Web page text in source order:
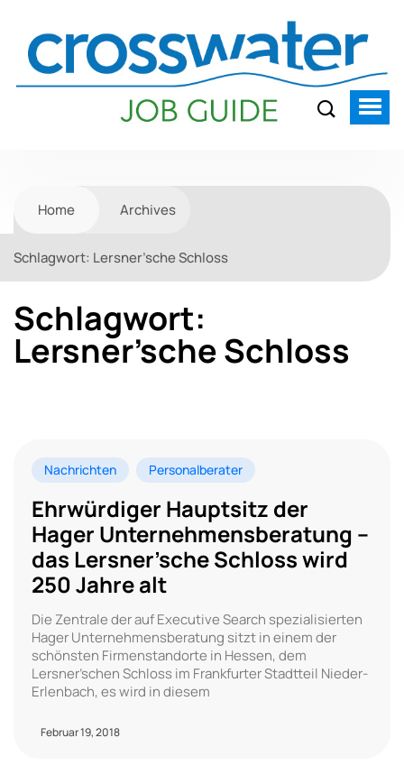
Home Archives
Schlagwort: Lersner’sche Schloss
Schlagwort:
Lersner’sche Schloss
Nachrichten Personalberater
Ehrwürdiger Hauptsitz der
Hager Unternehmensberatung –
das Lersner’sche Schloss wird
250 Jahre alt
Die Zentrale der auf Executive Search spezialisierten
Hager Unternehmensberatung sitzt in einem der
schönsten Firmenstandorte in Hessen, dem
Lersner’schen Schloss im Frankfurter Stadtteil Nieder-
Erlenbach, es wird in diesem
Februar 19, 2018